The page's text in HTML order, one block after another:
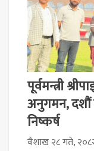
पूर्वमन्त्री
अनुगमन, दशौं
निष्कर्ष
वैशाख २८ गते,